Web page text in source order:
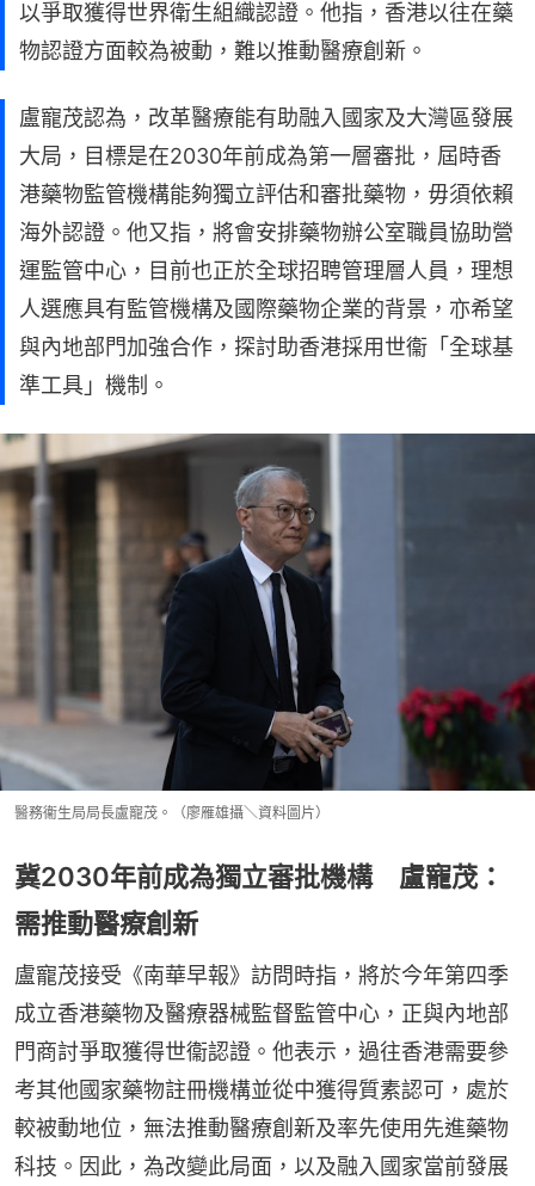
以爭取獲得世界衛生組織認證。他指，香港以往在藥
物認證方面較為被動，難以推動醫療創新。
盧寵茂認為，改革醫療能有助融入國家及大灣區發展
大局，目標是在2030年前成為第一層審批，屆時香
港藥物監管機構能夠獨立評估和審批藥物，毋須依賴
海外認證。他又指，將會安排藥物辦公室職員協助營
運監管中心，目前也正於全球招聘管理層人員，理想
人選應具有監管機構及國際藥物企業的背景，亦希望
與內地部門加強合作，探討助香港採用世衞「全球基
準工具」機制。
醫務衞生局局長盧寵茂。（廖雁雄攝＼資料圖片）
冀2030年前成為獨立審批機構 盧寵茂：
需推動醫療創新
盧寵茂接受《南華早報》訪問時指，將於今年第四季
成立香港藥物及醫療器械監督監管中心，正與內地部
門商討爭取獲得世衞認證。他表示，過往香港需要參
考其他國家藥物註冊機構並從中獲得質素認可，處於
較被動地位，無法推動醫療創新及率先使用先進藥物
科技。因此，為改變此局面，以及融入國家當前發展